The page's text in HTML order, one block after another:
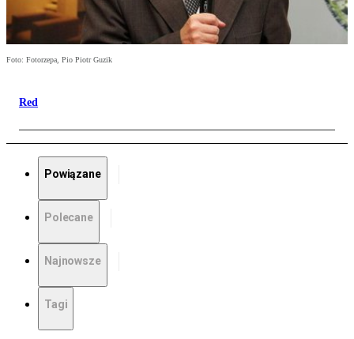
Foto: Fotorzepa, Pio Piotr Guzik
Red
Powiązane
Polecane
Najnowsze
Tagi